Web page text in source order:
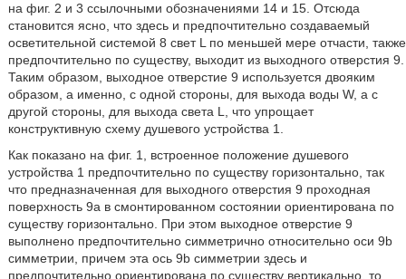
на фиг. 2 и 3 ссылочными обозначениями 14 и 15. Отсюда
становится ясно, что здесь и предпочтительно создаваемый
осветительной системой 8 свет L по меньшей мере отчасти, также
предпочтительно по существу, выходит из выходного отверстия 9.
Таким образом, выходное отверстие 9 используется двояким
образом, а именно, с одной стороны, для выхода воды W, а с
другой стороны, для выхода света L, что упрощает
конструктивную схему душевого устройства 1.
Как показано на фиг. 1, встроенное положение душевого
устройства 1 предпочтительно по существу горизонтально, так
что предназначенная для выходного отверстия 9 проходная
поверхность 9a в смонтированном состоянии ориентирована по
существу горизонтально. При этом выходное отверстие 9
выполнено предпочтительно симметрично относительно оси 9b
симметрии, причем эта ось 9b симметрии здесь и
предпочтительно ориентирована по существу вертикально, то